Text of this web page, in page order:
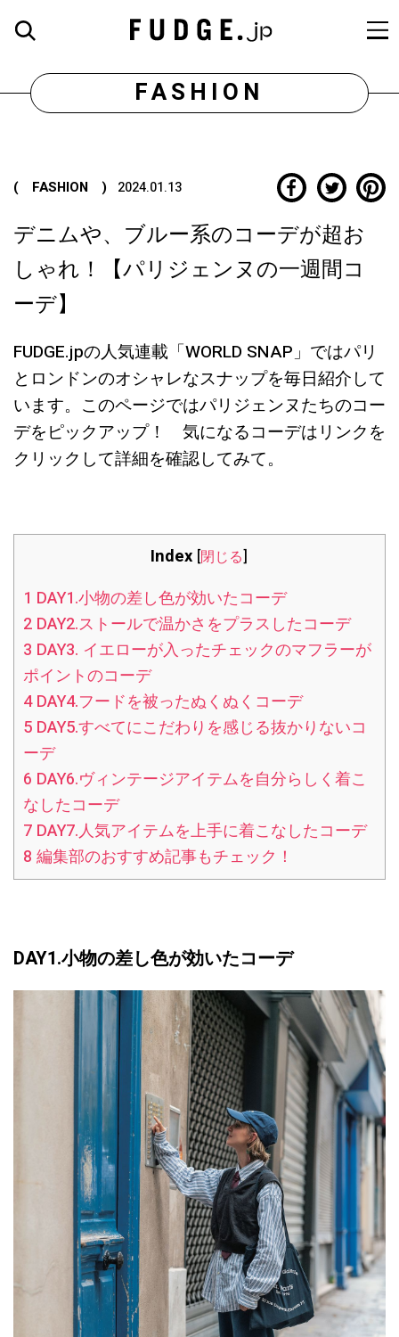
FASHION
( FASHION ) 2024.01.13
デニムや、ブルー系のコーデが超お
しゃれ！【パリジェンヌの一週間コ
ーデ】
FUDGE.jpの人気連載「WORLD SNAP」ではパリ
とロンドンのオシャレなスナップを毎日紹介して
います。このページではパリジェンヌたちのコー
デをピックアップ！ 気になるコーデはリンクを
クリックして詳細を確認してみて。
Index [閉じる]
1 DAY1.小物の差し色が効いたコーデ
2DAY2.ストールで温かさをプラスしたコーデ
3 DAY3. イエローが入ったチェックのマフラーが
ポイントのコーデ
4DAY4.フードを被ったぬくぬくコーデ
5DAY5.すべてにこだわりを感じる抜かりないコ
ーデ
6 DAY6.ヴィンテージアイテムを自分らしく着こ
なしたコーデ
7DAY7.人気アイテムを上手に着こなしたコーデ
8 編集部のおすすめ記事もチェック！
DAY1.小物の差し色が効いたコーデ